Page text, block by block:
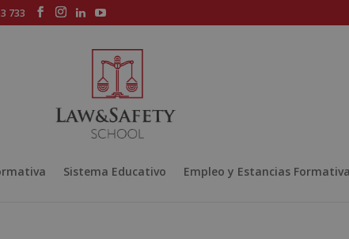
733
Sistema Educativo Empleo y Estancias